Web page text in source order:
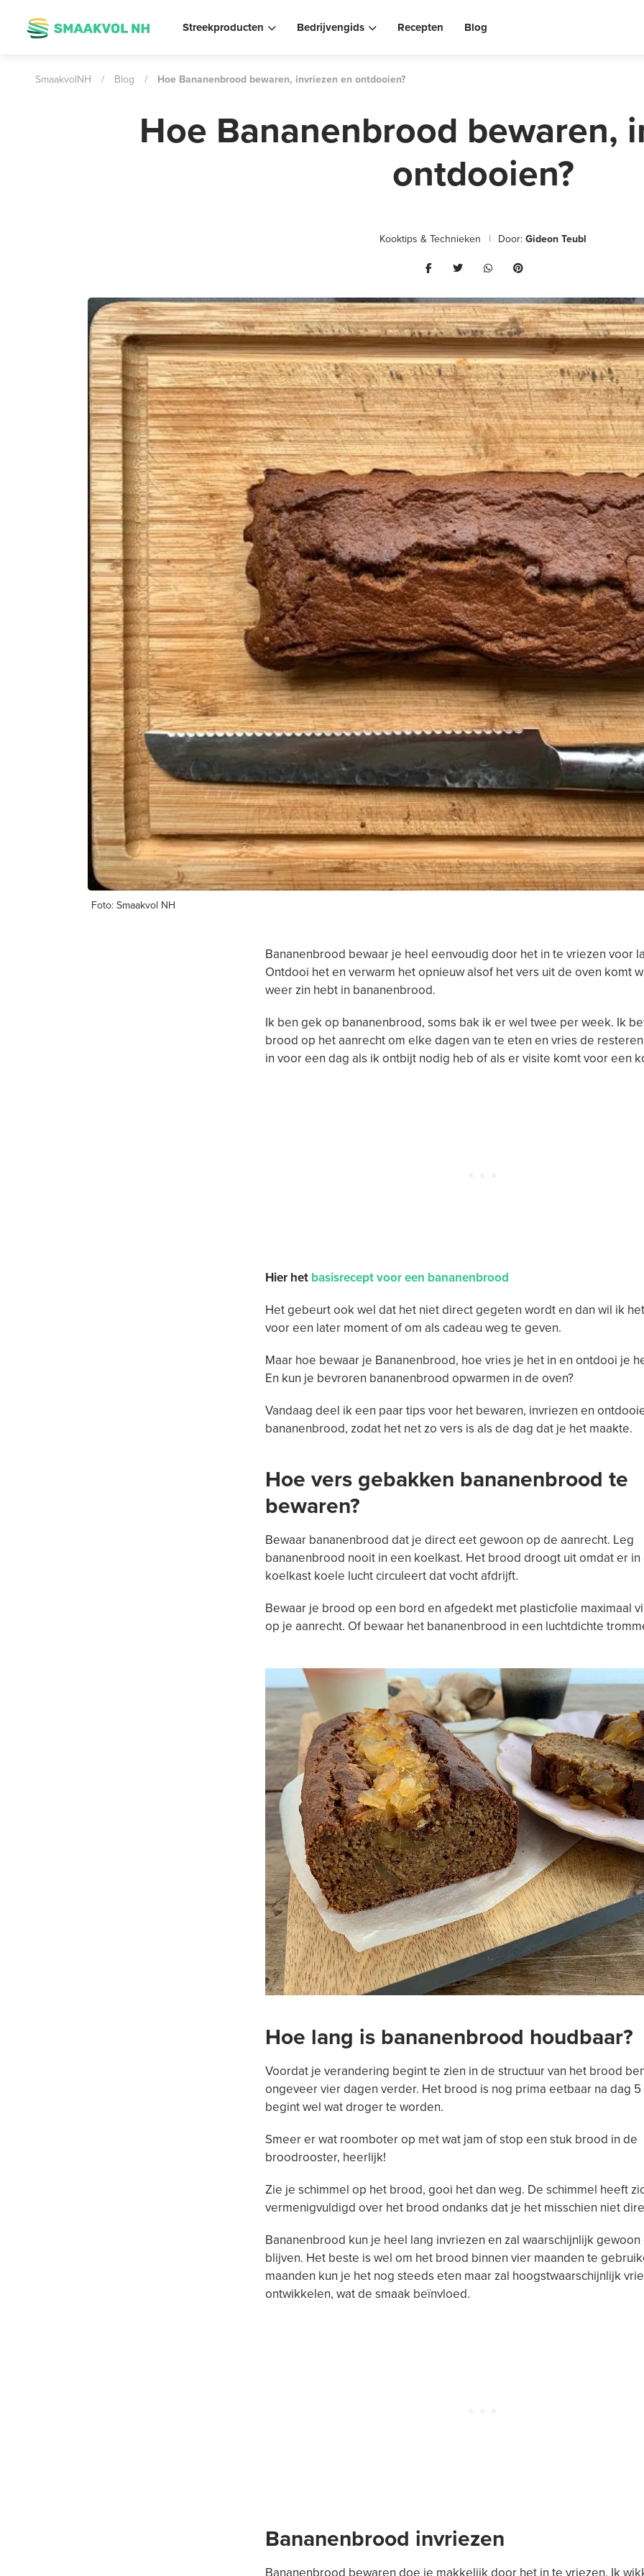
Streekproducten Bedrijvengids Recepten Blog
SmaakvolNH / Blog / Hoe Bananenbrood bewaren, invriezen en ontdooien?
Foto: Smaakvol NH
Hoe Bananenbrood bewaren,
ontdooien?
Kooktips & Technieken Door:Gideon Teubl
Bananenbrood bewaar je heel eenvoudig door het in te vriezen voor
Ontdooi het en verwarm het opnieuw alsof het vers uit de oven komt
weer zin hebt in bananenbrood.
Ik ben gek op bananenbrood, soms bak ik er wel twee per week. Ik
brood op het aanrecht om elke dagen van te eten en vries de
in voor een dag als ik ontbijt nodig heb of als er visite komt voor een
Hier het basisrecept voor een bananenbrood
Het gebeurt ook wel dat het niet direct gegeten wordt en dan wil ik
voor een later moment of om als cadeau weg te geven.
Maar hoe bewaar je Bananenbrood, hoe vries je het in en ontdooi je
En kun je bevroren bananenbrood opwarmen in de oven?
Vandaag deel ik een paar tips voor het bewaren, invriezen en
bananenbrood, zodat het net zo vers is als de dag dat je het maakte.
Hoe vers gebakken bananenbrood te
bewaren?
Bewaar bananenbrood dat je direct eet gewoon op de aanrecht. Leg
bananenbrood nooit in een koelkast. Het brood droogt uit omdat er in
koelkast koele lucht circuleert dat vocht afdrijft.
Bewaar je brood op een bord en afgedekt met plasticfolie maximaal
op je aanrecht. Of bewaar het bananenbrood in een luchtdichte
Hoe lang is bananenbrood houdbaar?
Voordat je verandering begint te zien in de structuur van het brood
ongeveer vier dagen verder. Het brood is nog prima eetbaar na dag
begint wel wat droger te worden.
Smeer er wat roomboter op met wat jam of stop een stuk brood in de
broodrooster, heerlijk!
Zie je schimmel op het brood, gooi het dan weg. De schimmel heeft
vermenigvuldigd over het brood ondanks dat je het misschien niet
Bananenbrood kun je heel lang invriezen en zal waarschijnlijk
blijven. Het beste is wel om het brood binnen vier maanden te
maanden kun je het nog steeds eten maar zal hoogstwaarschijnlijk
ontwikkelen, wat de smaak beïnvloed.
Bananenbrood invriezen
Bananenbrood bewaren doe je makkelijk door het in te vriezen. Ik